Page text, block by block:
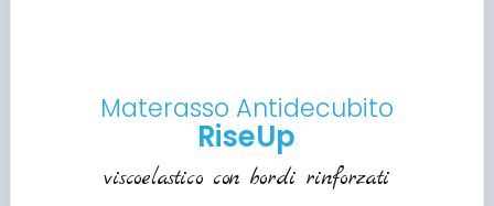
Materasso Antidecubito
RiseUp
viscoelastico con bordi rinforzati